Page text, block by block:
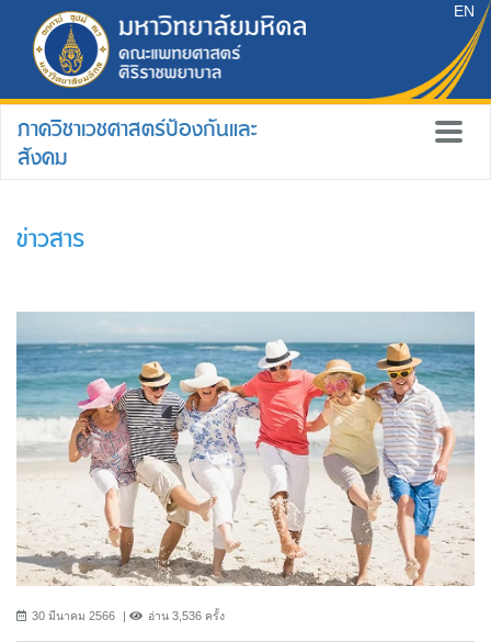
EN
ภาควิชาเวชศาสตร์ป้องกันและ
สังคม
ข่าวสาร
30 มีนาคม 2566 อ่าน 3,536 ครั้ง